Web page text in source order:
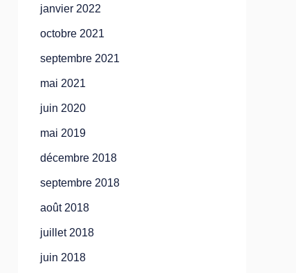
janvier 2022
octobre 2021
septembre 2021
mai 2021
juin 2020
mai 2019
décembre 2018
septembre 2018
août 2018
juillet 2018
juin 2018